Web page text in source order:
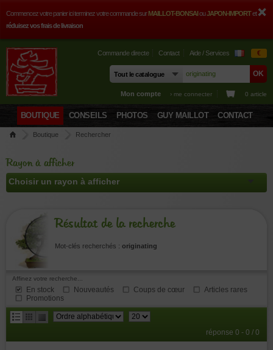
Commencez votre panier ici terminez votre commande surMAILLOT-BONSAIouJAPON-IMPORTet
réduisez vos frais de livraison
Commande directe Contact Aide / Services €
Mon compte › me connecter 0 article
BOUTIQUE CONSEILS PHOTOS GUY MAILLOT CONTACT
Boutique Rechercher
Rayon à afficher
Résultat de la recherche
Mot-clés recherchés : originating
Affinez votre recherche...
En stock Nouveautés Coups de cœur
Articles rares
Promotions
réponse 0 - 0 / 0